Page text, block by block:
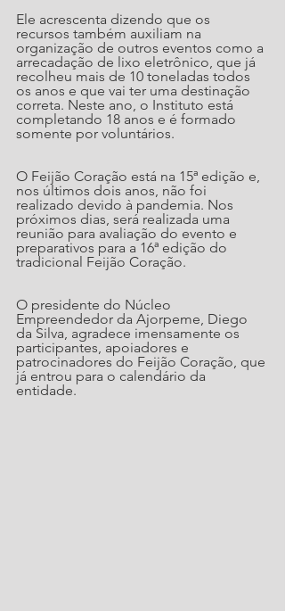
Ele acrescenta dizendo que os
recursos também auxiliam na
organização de outros eventos como a
arrecadação de lixo eletrônico, que já
recolheu mais de 10 toneladas todos
os anos e que vai ter uma destinação
correta. Neste ano, o Instituto está
completando 18 anos e é formado
somente por voluntários.
O Feijão Coração está na 15ª edição e,
nos últimos dois anos, não foi
realizado devido à pandemia. Nos
próximos dias, será realizada uma
reunião para avaliação do evento e
preparativos para a 16ª edição do
tradicional Feijão Coração.
O presidente do Núcleo
Empreendedor da Ajorpeme, Diego
da Silva, agradece imensamente os
participantes, apoiadores e
patrocinadores do Feijão Coração, que
já entrou para o calendário da
entidade.